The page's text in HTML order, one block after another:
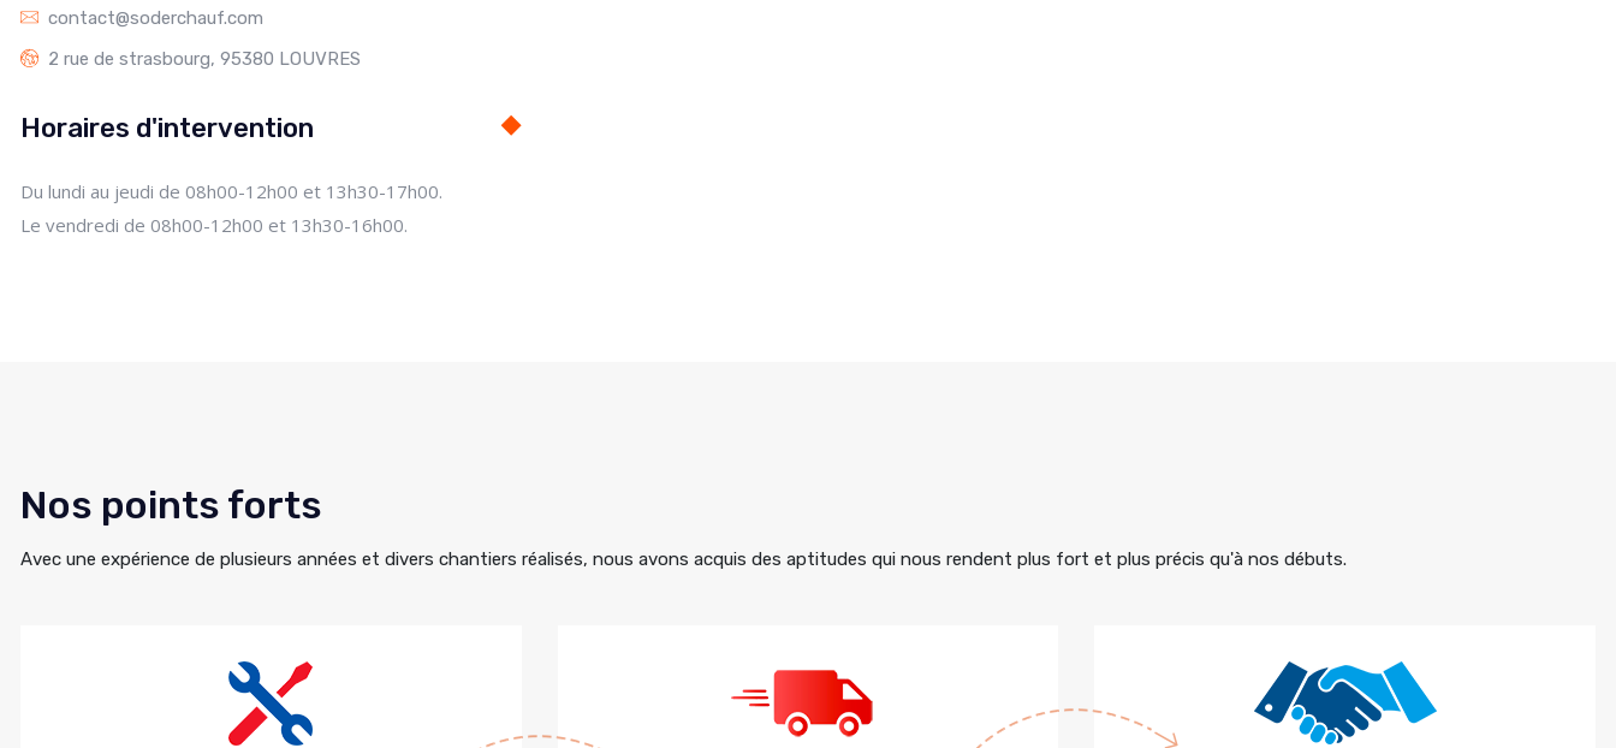
contact@soderchauf.com
2 rue de strasbourg, 95380 LOUVRES
Horaires d'intervention
Du lundi au jeudi de 08h00-12h00 et 13h30-17h00.
Le vendredi de 08h00-12h00 et 13h30-16h00.
Nos points forts
Avec une expérience de plusieurs années et divers chantiers réalisés, nous avons acquis des aptitudes qui nous rendent plus fort et plus précis qu'à nos débuts.